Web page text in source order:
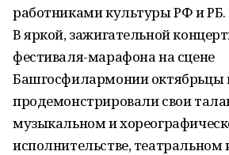
работниками культуры РФ и РБ.
В яркой, зажигательной
фестиваля-марафона на сцене
Башгосфилармонии октябрьцы
продемонстрировали свои
музыкальном и
исполнительстве, театральном